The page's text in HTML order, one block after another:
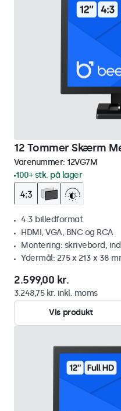
12 Tommer Skærm
Varenummer: 12VG7M
100+ stk. på lager
4:3 billedformat
HDMI, VGA, BNC og RCA
Montering: skrivebord,
Ydermål: 275 x 213 x 38
2.599,00 kr.
3.248,75 kr. inkl. moms
Vis produkt